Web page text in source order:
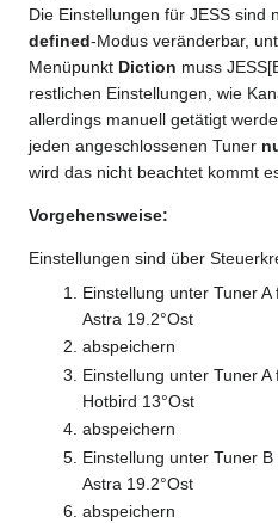
Die Einstellungen für JESS sind
defined-Modus veränderbar,
Menüpunkt Diction muss
restlichen Einstellungen, wie
allerdings manuell getätigt
jeden angeschlossenen Tuner
wird das nicht beachtet kommt
Vorgehensweise:
Einstellungen sind über
Einstellung unter Tuner A
Astra 19.2°Ost
abspeichern
Einstellung unter Tuner A
Hotbird 13°Ost
abspeichern
Einstellung unter Tuner
Astra 19.2°Ost
abspeichern